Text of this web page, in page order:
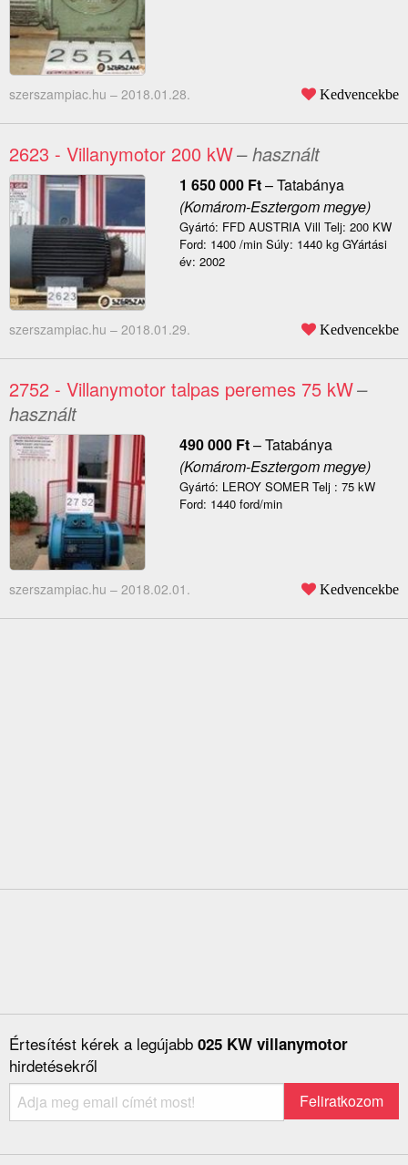
szerszampiac.hu – 2018.01.28. Kedvencekbe
2623 - Villanymotor 200 kW– használt
1 650 000 Ft–Tatabánya
(Komárom-Esztergom megye)
Gyártó: FFD AUSTRIA Vill Telj: 200 KW
Ford: 1400 /min Súly: 1440 kg GYártási
év: 2002
szerszampiac.hu – 2018.01.29. Kedvencekbe
2752 - Villanymotor talpas peremes 75 kW–
használt
490 000 Ft–Tatabánya
(Komárom-Esztergom megye)
Gyártó: LEROY SOMER Telj : 75 kW
Ford: 1440 ford/min
szerszampiac.hu – 2018.02.01. Kedvencekbe
Értesítést kérek a legújabb 025 KW villanymotor
hirdetésekről